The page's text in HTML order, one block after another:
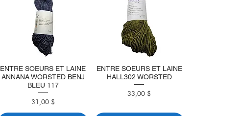
ENTRE SOEURS ET LAINE
ANNANA WORSTED BENJ
BLEU 117
Prix
31,00 $
ENTRE SOEURS ET LAINE
HALL302 WORSTED
Prix
33,00 $